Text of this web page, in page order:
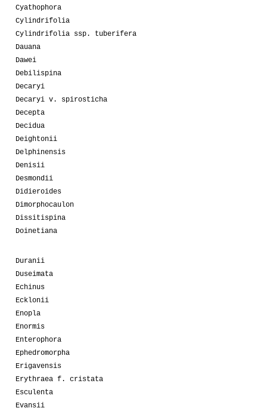
Cyathophora
Cylindrifolia
Cylindrifolia ssp. tuberifera
Dauana
Dawei
Debilispina
Decaryi
Decaryi v. spirosticha
Decepta
Decidua
Deightonii
Delphinensis
Denisii
Desmondii
Didieroides
Dimorphocaulon
Dissitispina
Doinetiana
Duranii
Duseimata
Echinus
Ecklonii
Enopla
Enormis
Enterophora
Ephedromorpha
Erigavensis
Erythraea f. cristata
Esculenta
Evansii